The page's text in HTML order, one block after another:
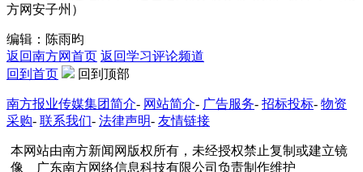
方网安子州）
编辑：陈雨昀
返回南方网首页 返回学习评论频道
回到首页
回到顶部
南方报业传媒集团简介- 网站简介- 广告服务- 招标投标- 物资
采购- 联系我们- 法律声明- 友情链接
本网站由南方新闻网版权所有，未经授权禁止复制或建立镜
像 广东南方网络信息科技有限公司负责制作维护